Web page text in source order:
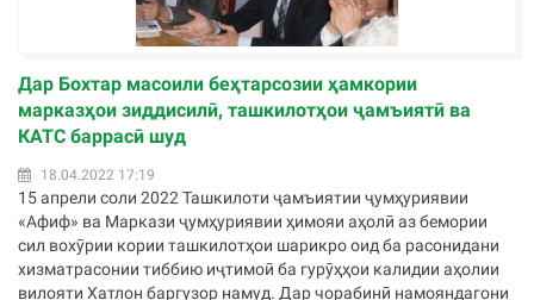
Дар Бохтар масоили беҳтарсозии ҳамкории
марказҳои зиддисилӣ, ташкилотҳои ҷамъиятӣ ва
КАТС баррасӣ шуд
18.04.2022 17:19
15 апрели соли 2022 Ташкилоти ҷамъиятии ҷумҳуриявии
«Афиф» ва Маркази ҷумҳуриявии ҳимояи аҳолӣ аз бемории
сил вохӯрии кории ташкилотҳои шарикро оид ба расонидани
хизматрасонии тиббию иҷтимоӣ ба гурӯҳҳои калидии аҳолии
вилояти Хатлон баргузор намуд. Дар чорабинӣ намояндагони